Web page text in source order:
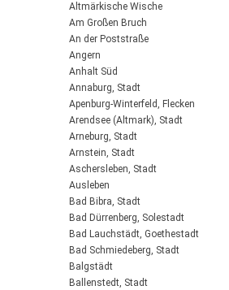
Altmärkische Wische
Am Großen Bruch
An der Poststraße
Angern
Anhalt Süd
Annaburg, Stadt
Apenburg-Winterfeld, Flecken
Arendsee (Altmark), Stadt
Arneburg, Stadt
Arnstein, Stadt
Aschersleben, Stadt
Ausleben
Bad Bibra, Stadt
Bad Dürrenberg, Solestadt
Bad Lauchstädt, Goethestadt
Bad Schmiedeberg, Stadt
Balgstädt
Ballenstedt, Stadt